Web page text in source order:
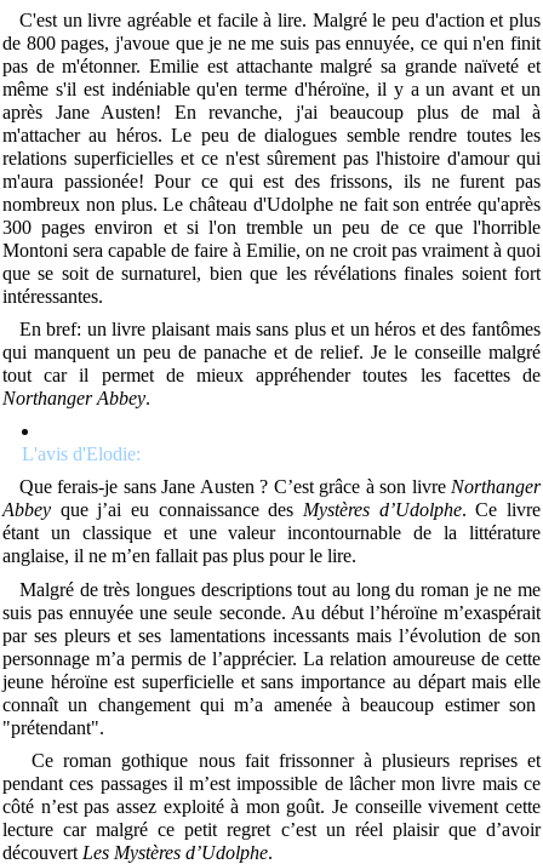
C'est un livre agréable et facile à lire. Malgré le peu d'action et plus
de 800 pages, j'avoue que je ne me suis pas ennuyée, ce qui n'en finit
pas de m'étonner. Emilie est attachante malgré sa grande naïveté et
même s'il est indéniable qu'en terme d'héroïne, il y a un avant et un
après Jane Austen! En revanche, j'ai beaucoup plus de mal à
m'attacher au héros. Le peu de dialogues semble rendre toutes les
relations superficielles et ce n'est sûrement pas l'histoire d'amour qui
m'aura passionée! Pour ce qui est des frissons, ils ne furent pas
nombreux non plus. Le château d'Udolphe ne fait son entrée qu'après
300 pages environ et si l'on tremble un peu de ce que l'horrible
Montoni sera capable de faire à Emilie, on ne croit pas vraiment à quoi
que se soit de surnaturel, bien que les révélations finales soient fort
intéressantes.
En bref: un livre plaisant mais sans plus et un héros et des fantômes
qui manquent un peu de panache et de relief. Je le conseille malgré
tout car il permet de mieux appréhender toutes les facettes de
Northanger Abbey.
L'avis d'Elodie:
Que ferais-je sans Jane Austen ? C’est grâce à son livre Northanger
Abbey que j’ai eu connaissance des Mystères d’Udolphe. Ce livre
étant un classique et une valeur incontournable de la littérature
anglaise, il ne m’en fallait pas plus pour le lire.
Malgré de très longues descriptions tout au long du roman je ne me
suis pas ennuyée une seule seconde. Au début l’héroïne m’exaspérait
par ses pleurs et ses lamentations incessants mais l’évolution de son
personnage m’a permis de l’apprécier. La relation amoureuse de cette
jeune héroïne est superficielle et sans importance au départ mais elle
connaît un changement qui m’a amenée à beaucoup estimer son
"prétendant".
Ce roman gothique nous fait frissonner à plusieurs reprises et
pendant ces passages il m’est impossible de lâcher mon livre mais ce
côté n’est pas assez exploité à mon goût. Je conseille vivement cette
lecture car malgré ce petit regret c’est un réel plaisir que d’avoir
découvert Les Mystères d’Udolphe.